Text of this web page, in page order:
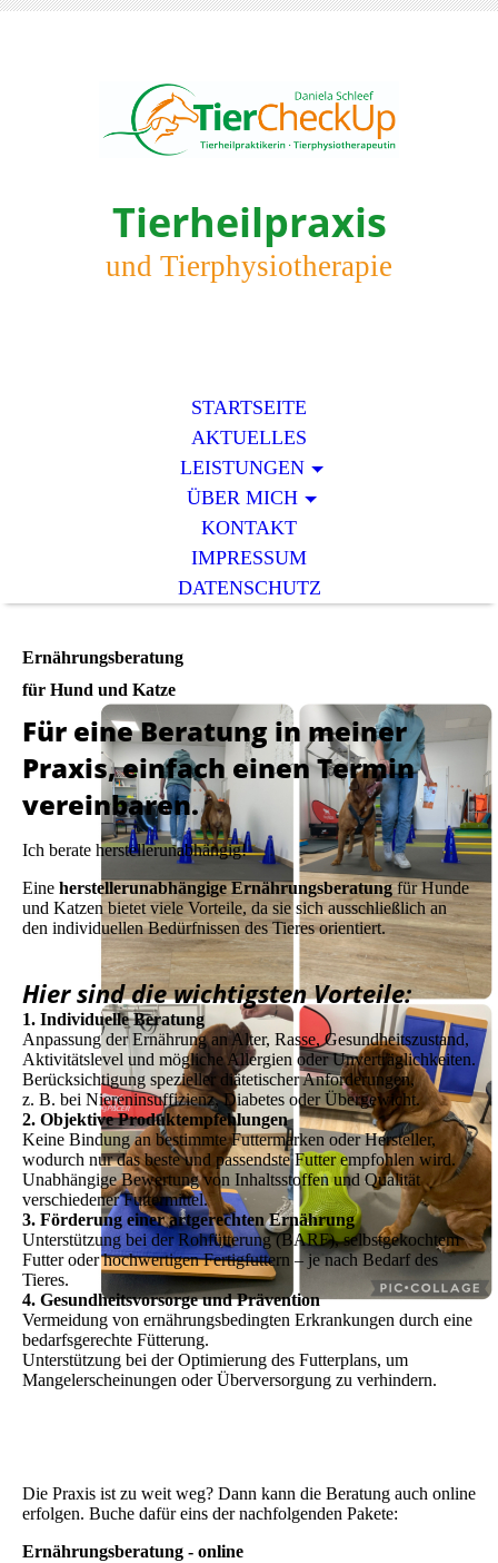
Tierheilpraxis
und Tierphysiotherapie
STARTSEITE
AKTUELLES
LEISTUNGEN
ÜBER MICH
KONTAKT
IMPRESSUM
DATENSCHUTZ
Ernährungsberatung
für Hund und Katze
Für eine Beratung in meiner
Praxis, einfach einen Termin
vereinbaren.
Ich berate herstellerunabhängig!
Eine herstellerunabhängige Ernährungsberatungfür Hunde
und Katzen bietet viele Vorteile, da sie sich ausschließlich an
den individuellen Bedürfnissen des Tieres orientiert.
Hier sind die wichtigsten Vorteile:
1. Individuelle Beratung
Anpassung der Ernährung an Alter, Rasse, Gesundheitszustand,
Aktivitätslevel und mögliche Allergien oder Unverträglichkeiten.
Berücksichtigung spezieller diätetischer Anforderungen,
z. B. bei Niereninsuffizienz, Diabetes oder Übergewicht.
2. Objektive Produktempfehlungen
Keine Bindung an bestimmte Futtermarken oder Hersteller,
wodurch nur das beste und passendste Futter empfohlen wird.
Unabhängige Bewertung von Inhaltsstoffen und Qualität
verschiedener Futtermittel.
3. Förderung einer artgerechten Ernährung
Unterstützung bei der Rohfütterung (BARF), selbstgekochtem
Futter oder hochwertigen Fertigfuttern – je nach Bedarf des
Tieres.
4. Gesundheitsvorsorge und Prävention
Vermeidung von ernährungsbedingten Erkrankungen durch eine
bedarfsgerechte Fütterung.
Unterstützung bei der Optimierung des Futterplans, um
Mangelerscheinungen oder Überversorgung zu verhindern.
Die Praxis ist zu weit weg? Dann kann die Beratung auch online
erfolgen. Buche dafür eins der nachfolgenden Pakete:
Ernährungsberatung - online